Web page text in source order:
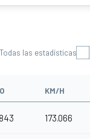
Todas las estadísticas
KM/H
173.066